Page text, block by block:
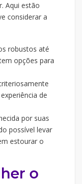
Aqui estão
considerar a
robustos até
opções para
de
por suas
possível levar
estourar o
o